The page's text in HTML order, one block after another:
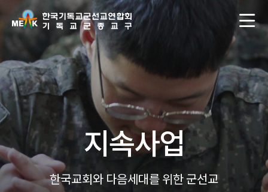
지속사업
한국교회와 다음세대를 위한 군선교